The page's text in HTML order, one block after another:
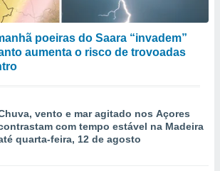
poeiras do Saara “invadem”
aumenta o risco de trovoadas
vento e mar agitado nos Açores
com tempo estável na Madeira
quarta-feira, 12 de agosto